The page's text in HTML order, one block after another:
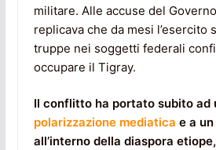
militare. Alle accuse del
replicava che da mesi l’esercito
truppe nei soggetti federali
occupare il Tigray.
Il conflitto ha portato subito ad
polarizzazione mediatica e a
all’interno della diaspora